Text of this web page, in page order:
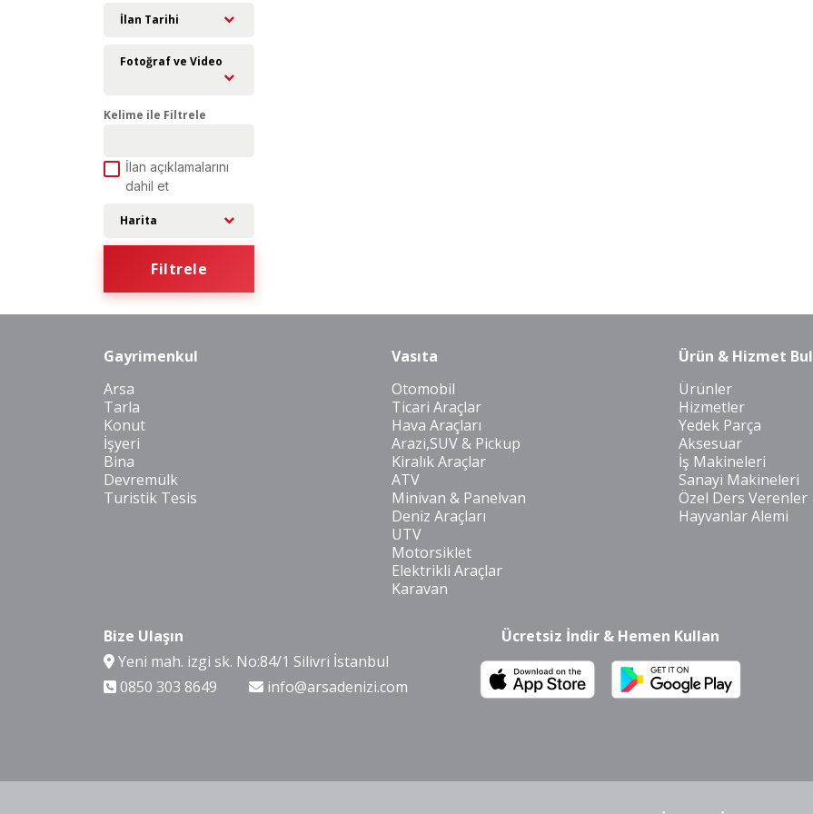
İlan Tarihi
Fotoğraf ve Video
Kelime ile Filtrele
İlan açıklamalarını
dahil et
Harita
Filtrele
Gayrimenkul
Arsa
Tarla
Konut
İşyeri
Bina
Devremülk
Turistik Tesis
Vasıta
Otomobil
Ticari Araçlar
Hava Araçları
Arazi,SUV & Pickup
Kiralık Araçlar
ATV
Minivan & Panelvan
Deniz Araçları
UTV
Motorsiklet
Elektrikli Araçlar
Karavan
Ürün & Hizmet Bul
Ürünler
Hizmetler
Yedek Parça
Aksesuar
İş Makineleri
Sanayi Makineleri
Özel Ders Verenler
Hayvanlar Alemi
Bize Ulaşın
Yeni mah. izgi sk. No:84/1 Silivri İstanbul
0850 303 8649
info@arsadenizi.com
Ücretsiz İndir & Hemen Kullan